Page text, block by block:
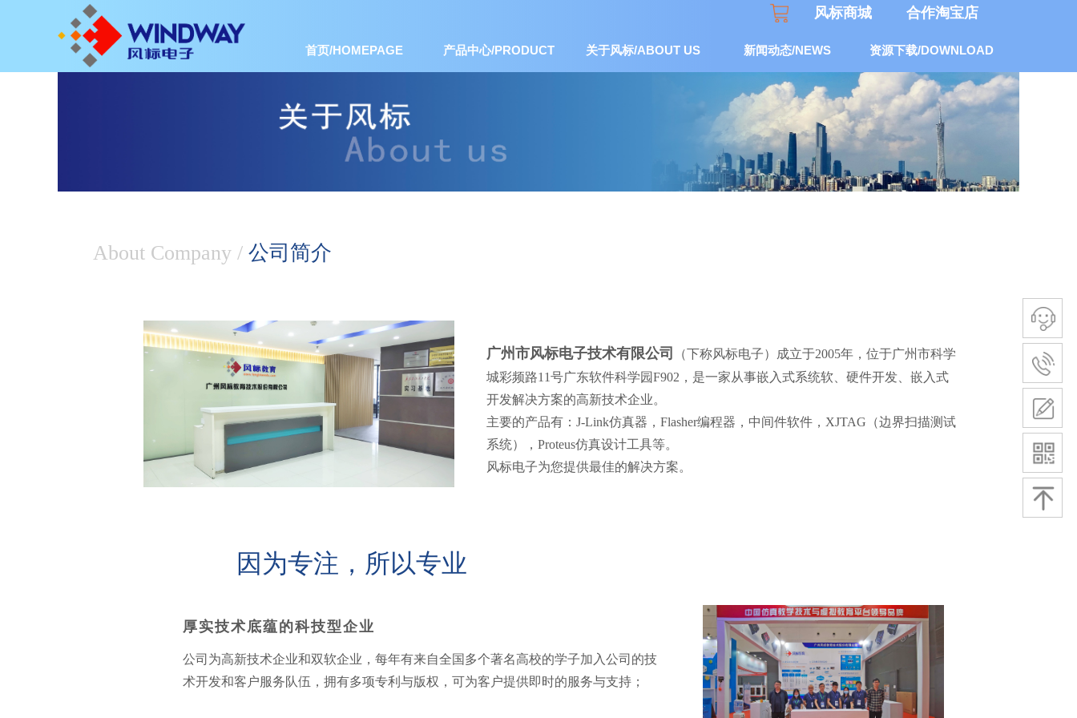
首页/HOMEPAGE 产品中心/PRODUCT 关于风标/ABOUT US 新闻动态/NEWS 资源下载/DOWNLOAD
合作淘宝店
风标商城
厚实技术底蕴的科技型企业
公司为高新技术企业和双软企业，每年有来自全国多个著名高校的学子加入公司的技
术开发和客户服务队伍，拥有多项专利与版权，可为客户提供即时的服务与支持；
About Company / 公司简介
广州市风标电子技术有限公司 （下称风标电子）成立于2005年，位于广州市科学
城彩频路11号广东软件科学园F902，是一家从事嵌入式系统软、硬件开发、嵌入式
开发解决方案的高新技术企业。
主要的产品有：J-Link仿真器，Flasher编程器，中间件软件，XJTAG（边界扫描测试
系统），Proteus仿真设计工具等。
风标电子为您提供最佳的解决方案。
因为专注，所以专业